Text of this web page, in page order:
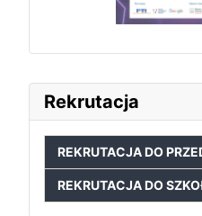
Rekrutacja
REKRUTACJA DO
REKRUTACJA DO